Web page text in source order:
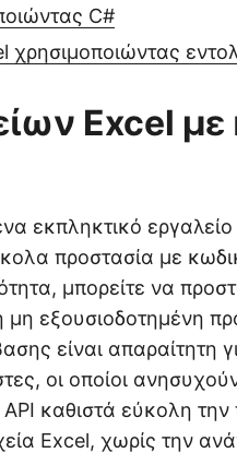
C#
Excel
εκπληκτικό
προστασία με
μπορείτε να
μη εξουσιοδοτημένη
είναι απαραίτητη
οι οποίοι
καθιστά εύκολη
Excel, χωρίς την